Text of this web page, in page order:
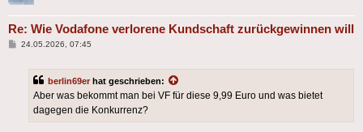
Re: Wie Vodafone verlorene Kundschaft zurückgewinnen will
Beitrag
24.05.2026, 07:45
berlin69er hat geschrieben:
Aber was bekommt man bei VF für diese 9,99 Euro und was bietet
dagegen die Konkurrenz?